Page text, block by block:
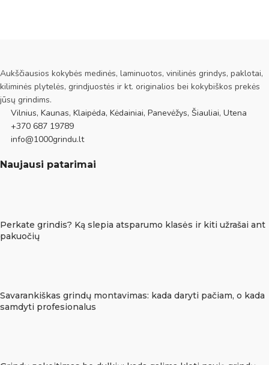
Aukščiausios kokybės medinės, laminuotos, vinilinės grindys, paklotai,
kiliminės plytelės, grindjuostės ir kt. originalios bei kokybiškos prekės
jūsų grindims.
Vilnius, Kaunas, Klaipėda, Kėdainiai, Panevėžys, Šiauliai, Utena
+370 687 19789
info@1000grindu.lt
Naujausi patarimai
Perkate grindis? Ką slepia atsparumo klasės ir kiti užrašai ant
pakuočių
Savarankiškas grindų montavimas: kada daryti pačiam, o kada
samdyti profesionalus